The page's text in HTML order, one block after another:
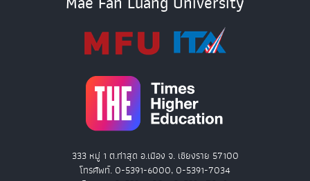
333 หมู่ 1 ต.ท่าสุด อ.เมือง จ. เชียงราย 57100
โทรศัพท์. 0-5391-6000, 0-5391-7034